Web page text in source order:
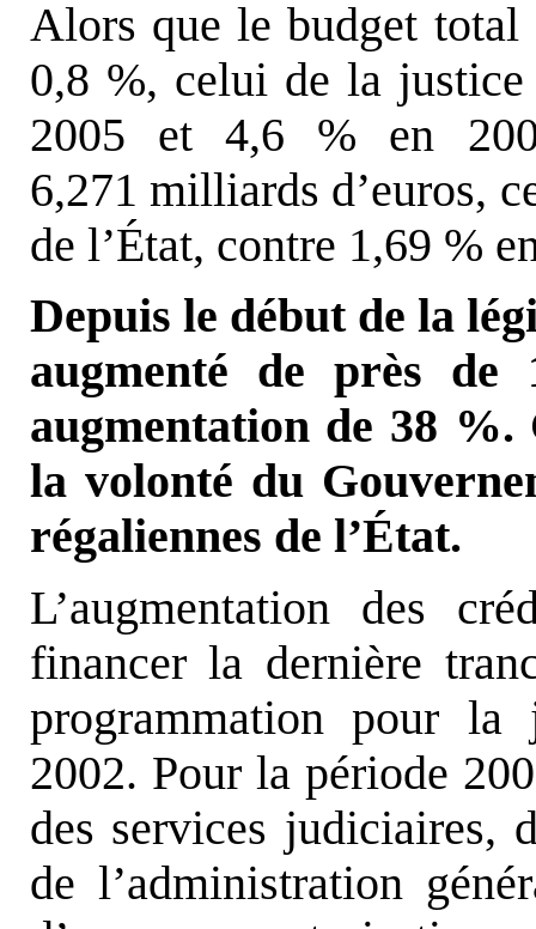
Alors que le budget total
0,8 %, celui de la
2005 et 4,6 % en
6,271 milliards d’euros,
de l’État, contre 1,69 %
Depuis le début de la
augmenté de près de
augmentation de 38
la volonté du
régaliennes de l’État.
L’augmentation des
financer la dernière
programmation pour la
2002. Pour la période
des services judiciaires,
de l’administration